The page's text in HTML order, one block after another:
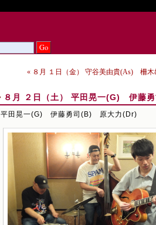
« ８月 １日（金） 守谷美由貴(As) 柵木
８月 ２日（土） 平田晃一(G) 伊藤
平田晃一(G) 伊藤勇司(B) 原大力(Dr)